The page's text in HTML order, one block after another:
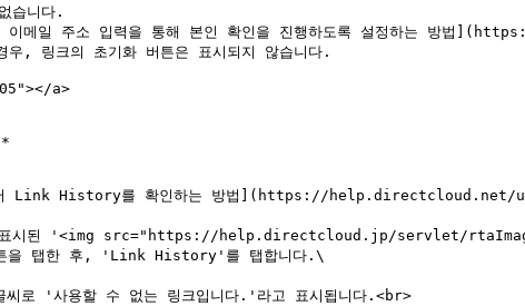
습니다.
메일 주소 입력을 통해 본인 확인을 진행하도록 설정하는 방
우, 링크의 초기화 버튼은 표시되지 않습니다.
a>
Link History를 확인하는 방법](https://help.directcloud.net/
표시된 '<img src="https://help.directcloud.jp/servlet/
탭한 후, 'Link History'를 탭합니다.\